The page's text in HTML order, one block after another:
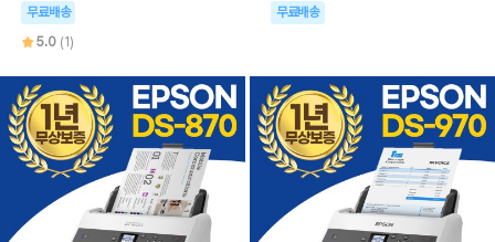
무료배송
5.0 (1)
무료배송